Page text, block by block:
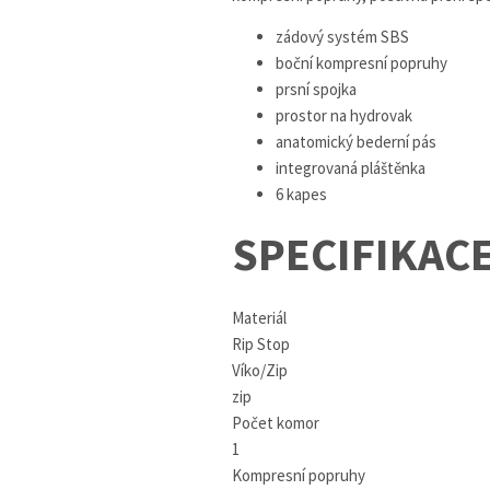
zádový systém SBS
boční kompresní popruhy
prsní spojka
prostor na hydrovak
anatomický bederní pás
integrovaná pláštěnka
6 kapes
Materiál
Rip Stop
Víko/Zip
zip
Počet komor
1
Kompresní popruhy